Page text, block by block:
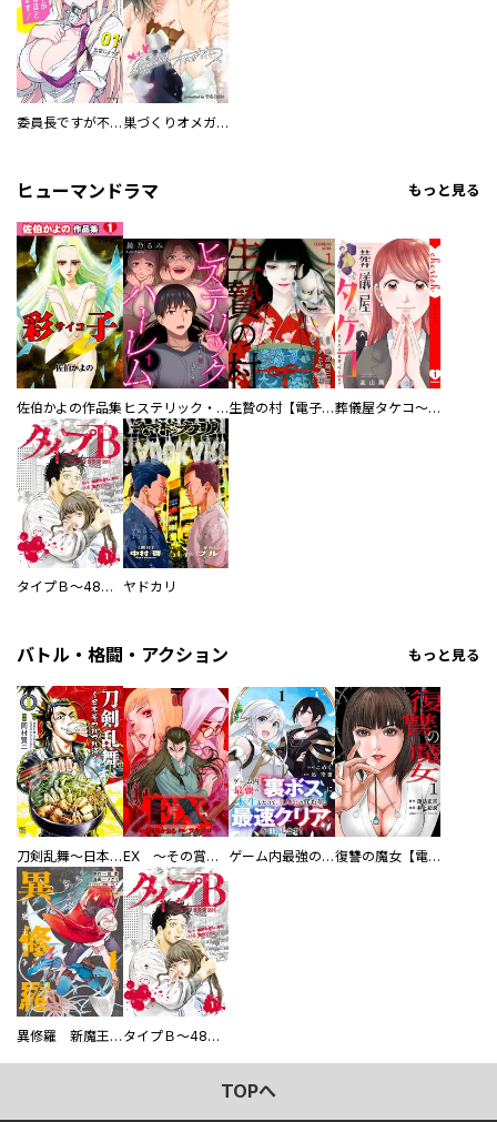
委員長ですが不良になるほど恋してます！ 巣づくりオメガバース
ヒューマンドラマ もっと見る
佐伯かよの作品集 ヒステリック・ハーレム～搾られる男と堕ちる女～【電子単行本版】 生贄の村【電子単行本版】 葬儀屋タケコ～あなたの最期、叶えます【電子単行本版】
タイプＢ～48時間後、致死率100％～【単話】 ヤドカリ
バトル・格闘・アクション もっと見る
刀剣乱舞～日本号つれづれ酒～ EX ～その賞金稼ぎは、世界の出口を探す～【単行本版】 ゲーム内最強の『裏ボス』に転生したので、主人公の代わりに最速クリアを目指します！【電子単行本版】 復讐の魔女【電子単行本版】
異修羅 新魔王戦争 タイプＢ～48時間後、致死率100％～【単話】
TOPへ